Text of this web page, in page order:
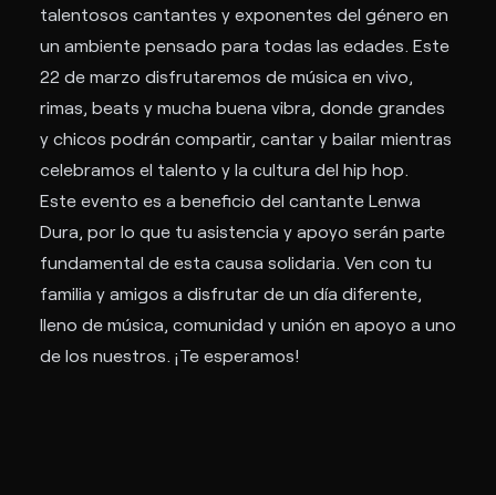
talentosos cantantes y exponentes del género en
un ambiente pensado para todas las edades. Este
22 de marzo disfrutaremos de música en vivo,
rimas, beats y mucha buena vibra, donde grandes
y chicos podrán compartir, cantar y bailar mientras
celebramos el talento y la cultura del hip hop.
Este evento es a beneficio del cantante Lenwa
Dura, por lo que tu asistencia y apoyo serán parte
fundamental de esta causa solidaria. Ven con tu
familia y amigos a disfrutar de un día diferente,
lleno de música, comunidad y unión en apoyo a uno
de los nuestros. ¡Te esperamos!